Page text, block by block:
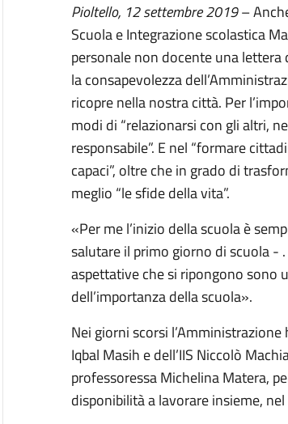
Pioltello, 12 settembre2019–
Scuola e Integrazione scolastica
personale non docente una
la consapevolezza
ricopre nella nostra città. Per
modi di “relazionarsi con gli altri,
responsabile”. E nel “formare
capaci”, oltre che in grado di
meglio “le sfide della vita”.
«Per me l’inizio della scuola è
salutare il primo giorno di scuola -
aspettative che si ripongono sono
dell’importanza della scuola».
Nei giorni scorsi
Iqbal Masih e dell’IIS Niccolò
professoressa Michelina Matera,
disponibilità a lavorare insieme,